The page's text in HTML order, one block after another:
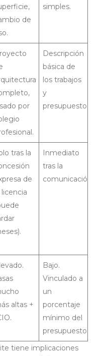
de
simples.
por
Descripción
básica de
los trabajos
y
presupuesto.
tras la
de
licencia
Inmediato
tras la
comunicación.
altas +
Bajo.
Vinculado a
un
porcentaje
mínimo del
presupuesto.
tiene implicaciones